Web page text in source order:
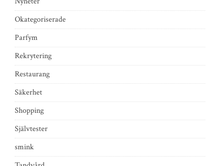
Okategoriserade
Parfym
Rekrytering
Restaurang
Säkerhet
Shopping
Självtester
smink